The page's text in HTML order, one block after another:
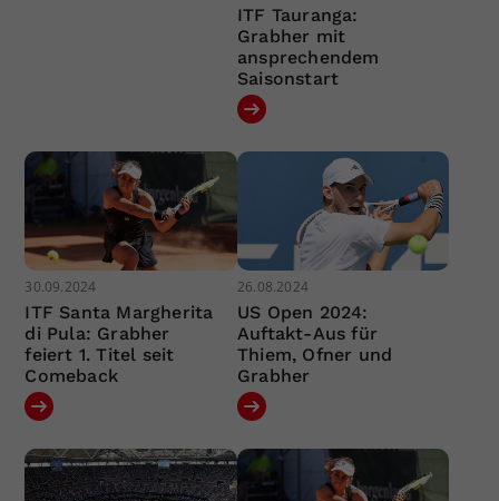
ITF Tauranga:
Grabher mit
ansprechendem
Saisonstart
30.09.2024
ITF Santa Margherita
di Pula: Grabher
feiert 1. Titel seit
Comeback
26.08.2024
US Open 2024:
Auftakt-Aus für
Thiem, Ofner und
Grabher